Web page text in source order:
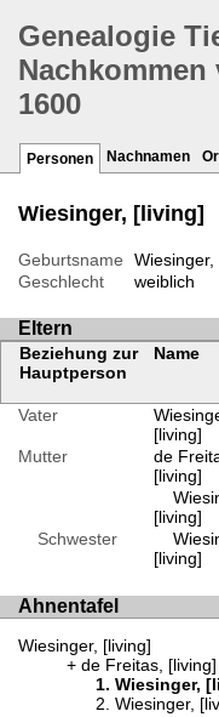
Genealogie
Nachkommen
1600
Personen Nachnamen
Wiesinger, [living]
Geburtsname
Wiesinger,
Geschlecht
weiblich
Eltern
Beziehung zur
Hauptperson
Name
Vater
[living]
Mutter
de
[living]
[living]
Schwester
[living]
Ahnentafel
Wiesinger, [living]
de Freitas, [living]
Wiesinger,
Wiesinger,